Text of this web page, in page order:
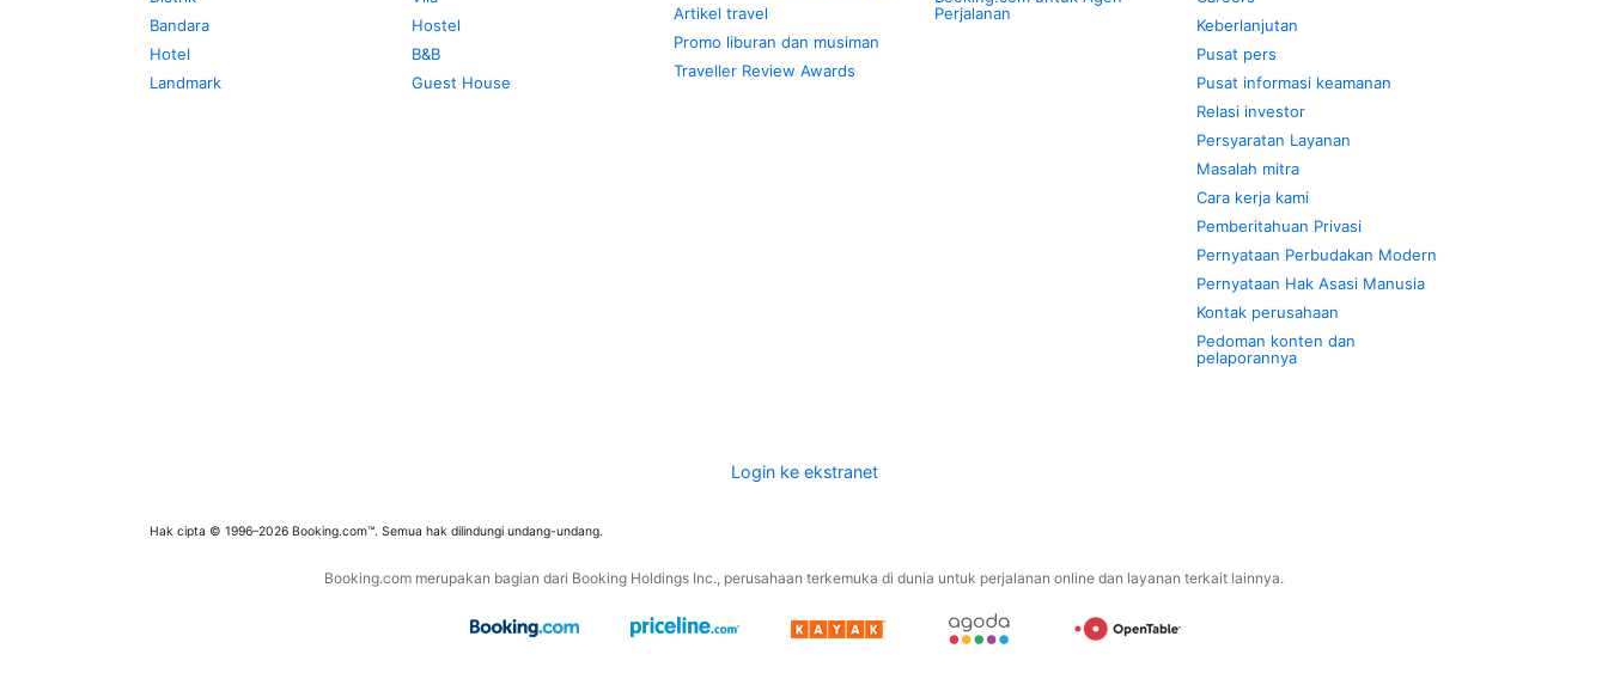
Bandara
Hotel
Landmark
Hostel
B&B
Guest House
Artikel travel
Promo liburan dan musiman
Traveller Review Awards
Perjalanan
Keberlanjutan
Pusat pers
Pusat informasi keamanan
Relasi investor
Persyaratan Layanan
Masalah mitra
Cara kerja kami
Pemberitahuan Privasi
Pernyataan Perbudakan Modern
Pernyataan Hak Asasi Manusia
Kontak perusahaan
Pedoman konten dan
pelaporannya
Login ke ekstranet
Hak cipta © 1996–2026 Booking.com™. Semua hak dilindungi undang-undang.
Booking.com merupakan bagian dari Booking Holdings Inc., perusahaan terkemuka di dunia untuk perjalanan online dan layanan terkait lainnya.